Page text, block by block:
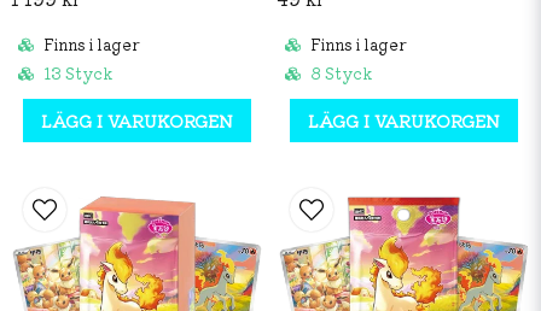
Finns i lager
13 Styck
LÄGG I VARUKORGEN
Finns i lager
8 Styck
LÄGG I VARUKORGEN